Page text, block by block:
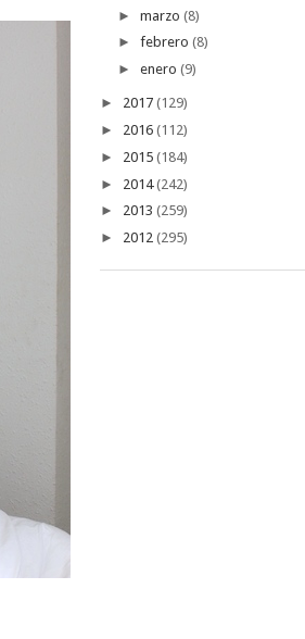
► marzo (8)
► febrero (8)
► enero (9)
► 2017 (129)
► 2016 (112)
► 2015 (184)
► 2014(242)
► 2013 (259)
► 2012 (295)